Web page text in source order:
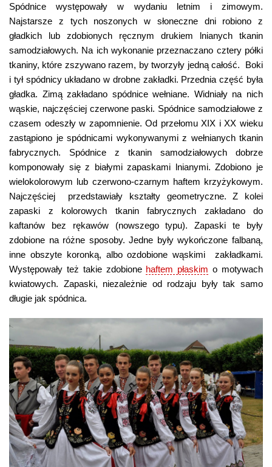
Spódnice występowały w wydaniu letnim i zimowym.
Najstarsze z tych noszonych w słoneczne dni robiono z
gładkich lub zdobionych ręcznym drukiem lnianych tkanin
samodziałowych. Na ich wykonanie przeznaczano cztery półki
tkaniny, które zszywano razem, by tworzyły jedną całość. Boki
i tył spódnicy układano w drobne zakładki. Przednia część była
gładka. Zimą zakładano spódnice wełniane. Widniały na nich
wąskie, najczęściej czerwone paski. Spódnice samodziałowe z
czasem odeszły w zapomnienie. Od przełomu XIX i XX wieku
zastąpiono je spódnicami wykonywanymi z wełnianych tkanin
fabrycznych. Spódnice z tkanin samodziałowych dobrze
komponowały się z białymi zapaskami lnianymi. Zdobiono je
wielokolorowym lub czerwono-czarnym haftem krzyżykowym.
Najczęściej przedstawiały kształty geometryczne. Z kolei
zapaski z kolorowych tkanin fabrycznych zakładano do
kaftanów bez rękawów (nowszego typu). Zapaski te były
zdobione na różne sposoby. Jedne były wykończone falbaną,
inne obszyte koronką, albo ozdobione wąskimi zakładkami.
Występowały też takie zdobione haftem płaskim o motywach
kwiatowych. Zapaski, niezależnie od rodzaju były tak samo
długie jak spódnica.